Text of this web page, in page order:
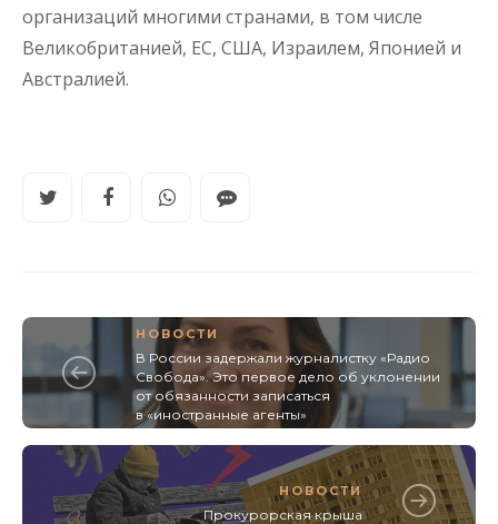
организаций многими странами, в том числе
Великобританией, ЕС, США, Израилем, Японией и
Австралией.
НОВОСТИ
В России задержали журналистку «Радио
Свобода». Это первое дело об уклонении
от обязанности записаться
в «иностранные агенты»
НОВОСТИ
Прокурорская крыша